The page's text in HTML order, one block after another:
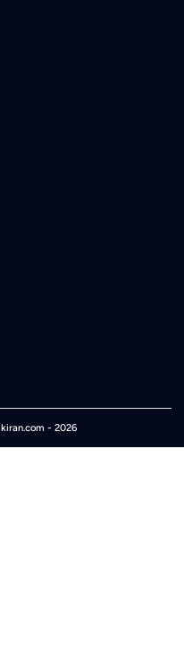
- 2026